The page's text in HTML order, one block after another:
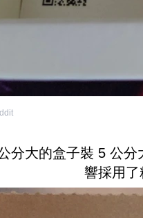
分大的盒子裝 5 公
響採用了